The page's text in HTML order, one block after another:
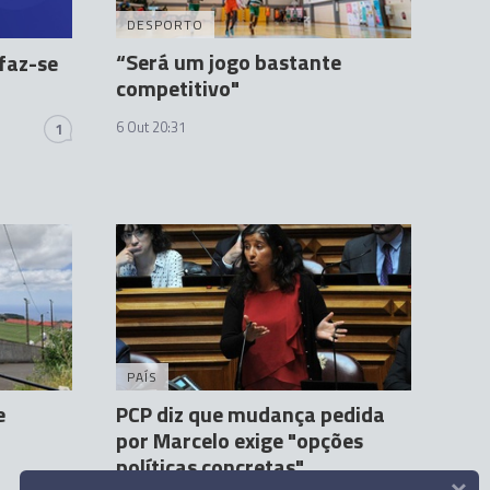
se
1
DESPORTO
“Será um jogo bastante
competitivo"
6 Out 20:31
PAÍS
PCP diz que mudança pedida
por Marcelo exige "opções
políticas concretas"